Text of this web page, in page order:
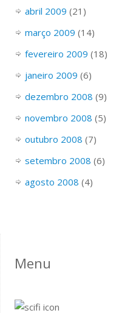
abril 2009 (21)
março 2009 (14)
fevereiro 2009 (18)
janeiro 2009 (6)
dezembro 2008 (9)
novembro 2008 (5)
outubro 2008 (7)
setembro 2008 (6)
agosto 2008 (4)
Menu